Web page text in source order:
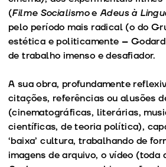
(Filme SocialismoeAdeus à
pelo período mais radical (o do
estética e politicamente –
de trabalho imenso e desafiador.
A sua obra, profundamente
citações, referências ou alusões
(cinematográficas, literárias,
científicas, de teoria política),
‘baixa’ cultura, trabalhando de
imagens de arquivo, o vídeo (toda